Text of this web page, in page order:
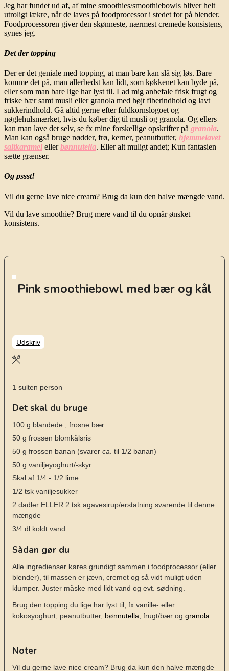
Jeg har fundet ud af, af mine smoothies/smoothiebowls bliver helt
utroligt lækre, når de laves på foodprocessor i stedet for på blender.
Foodprocessoren giver den skønneste, nærmest cremede konsistens,
synes jeg.
Det der topping
Der er det geniale med topping, at man bare kan slå sig løs. Bare
komme det på, man allerbedst kan lidt, som køkkenet kan byde på,
eller som man bare lige har lyst til. Lad mig anbefale frisk frugt og
friske bær samt musli eller granola med højt fiberindhold og lavt
sukkerindhold. Gå altid gerne efter fuldkornslogoet og
nøglehulsmærket, hvis du køber dig til musli og granola. Og ellers
kan man lave det selv, se fx mine forskellige opskrifter på granola.
Man kan også bruge nødder, frø, kerner, peanutbutter, hjemmelavet
saltkaramelellerbønnutella. Eller alt muligt andet; Kun fantasien
sætte grænser.
Og pssst!
Vil du gerne lave nice cream? Brug da kun den halve mængde vand.
Vil du lave smoothie? Brug mere vand til du opnår ønsket
konsistens.
Pink smoothiebowl med bær og kål
Udskriv
1 sulten person
Det skal du bruge
100 g blandede , frosne bær
50 g frossen blomkålsris
50 g frossen banan (svarer ca. til 1/2 banan)
50 g vaniljeyoghurt/-skyr
Skal af 1/4 - 1/2 lime
1/2 tsk vaniljesukker
2 dadler ELLER 2 tsk agavesirup/erstatning svarende til denne
mængde
3/4 dl koldt vand
Sådan gør du
Alle ingredienser køres grundigt sammen i foodprocessor (eller
blender), til massen er jævn, cremet og så vidt muligt uden
klumper. Juster måske med lidt vand og evt. sødning.
Brug den topping du lige har lyst til, fx vanille- eller
kokosyoghurt, peanutbutter, bønnutella , frugt/bær og granola
Noter
Vil du gerne lave nice cream? Brug da kun den halve mængde